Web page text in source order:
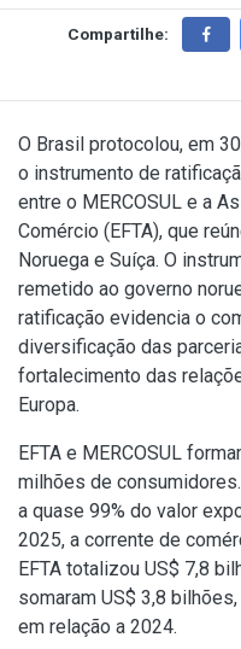
Compartilhe:
O Brasil protocolou, em
o instrumento de
entre o MERCOSUL e a
Comércio (EFTA), que
Noruega e Suíça. O
remetido ao governo
ratificação evidencia o
diversificação das
fortalecimento das
Europa.
EFTA e MERCOSUL
milhões de
a quase 99% do valor
2025, a corrente de
EFTA totalizou US$ 7,8
somaram US$ 3,8
em relação a 2024.